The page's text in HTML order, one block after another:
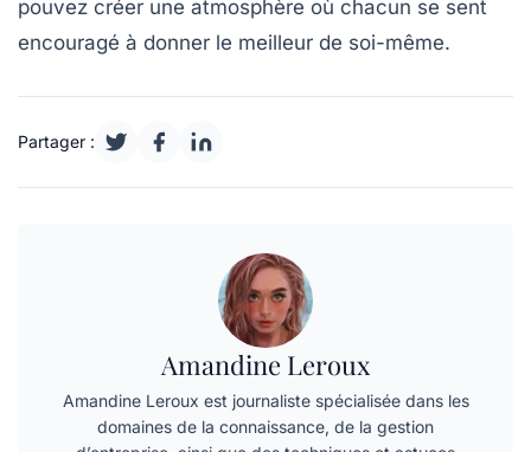
pouvez créer une atmosphère où chacun se sent
encouragé à donner le meilleur de soi-même.
Partager :
Amandine Leroux
Amandine Leroux est journaliste spécialisée dans les
domaines de la connaissance, de la gestion